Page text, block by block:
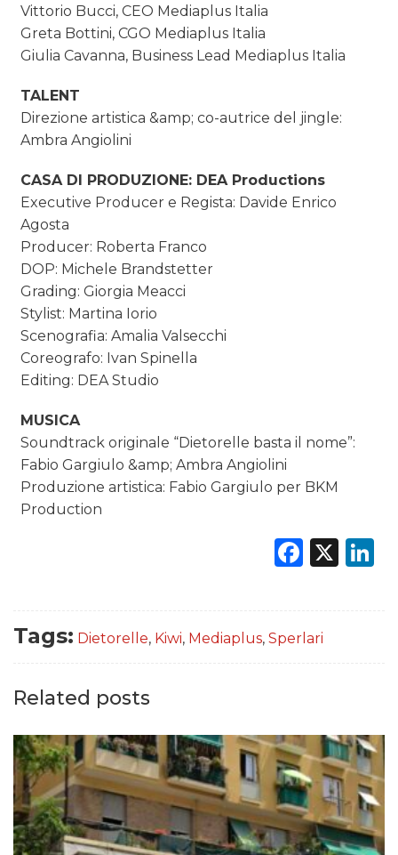
Vittorio Bucci, CEO Mediaplus Italia
Greta Bottini, CGO Mediaplus Italia
Giulia Cavanna, Business Lead Mediaplus Italia
TALENT
Direzione artistica &amp; co-autrice del jingle:
Ambra Angiolini
CASA DI PRODUZIONE: DEA Productions
Executive Producer e Regista: Davide Enrico
Agosta
Producer: Roberta Franco
DOP: Michele Brandstetter
Grading: Giorgia Meacci
Stylist: Martina Iorio
Scenografia: Amalia Valsecchi
Coreografo: Ivan Spinella
Editing: DEA Studio
MUSICA
Soundtrack originale “Dietorelle basta il nome”:
Fabio Gargiulo &amp; Ambra Angiolini
Produzione artistica: Fabio Gargiulo per BKM
Production
X
Tags: Dietorelle, Kiwi, Mediaplus, Sperlari
Related posts